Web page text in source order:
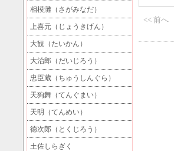
<< 前へ
相模灘（さがみなだ）
上喜元（じょうきげん）
大観（たいかん）
大治郎（だいじろう）
忠臣蔵（ちゅうしんぐら）
天狗舞（てんぐまい）
天明（てんめい）
徳次郎（とくじろう）
土佐しらぎく